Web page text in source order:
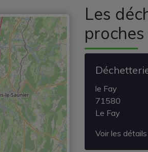
Les
le Fay
71580
Le Fay
Voir les